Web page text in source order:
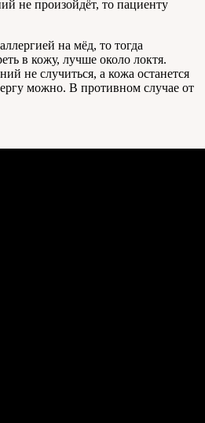
не произойдёт, то пациенту
на мёд, то тогда
в кожу, лучше около локтя.
не случиться, а кожа останется
можно. В противном случае от